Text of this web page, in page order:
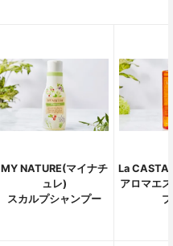
MY NATURE(マイナチ
ュレ)
スカルプシャンプー
La CASTA(
アロマエス
プ